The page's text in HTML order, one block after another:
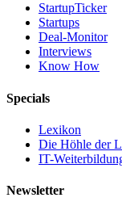
StartupTicker
Startups
Deal-Monitor
Interviews
Know How
Specials
Lexikon
Die Höhle der
IT-
Newsletter